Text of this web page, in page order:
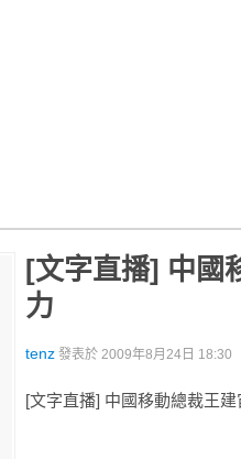
[文字直播] 中國
力
tenz 發表於 2009年8月24日 18:30
[文字直播] 中國移動總裁王